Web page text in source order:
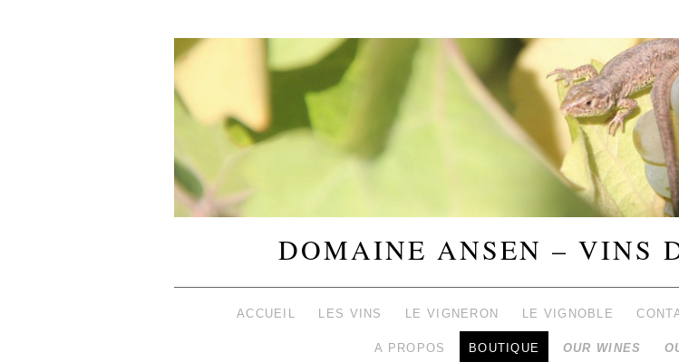
DOMAINE ANSEN – VINS
ACCUEIL LES VINS LE VIGNERON LE VIGNOBLE
A PROPOS BOUTIQUE OUR WINES